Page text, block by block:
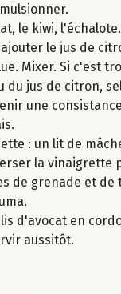
le kiwi,
le jus de
Mixer. Si c'est
du jus de citron,
une
: un lit de
la vinaigrette
de grenade et de
d'avocat en
aussitôt.